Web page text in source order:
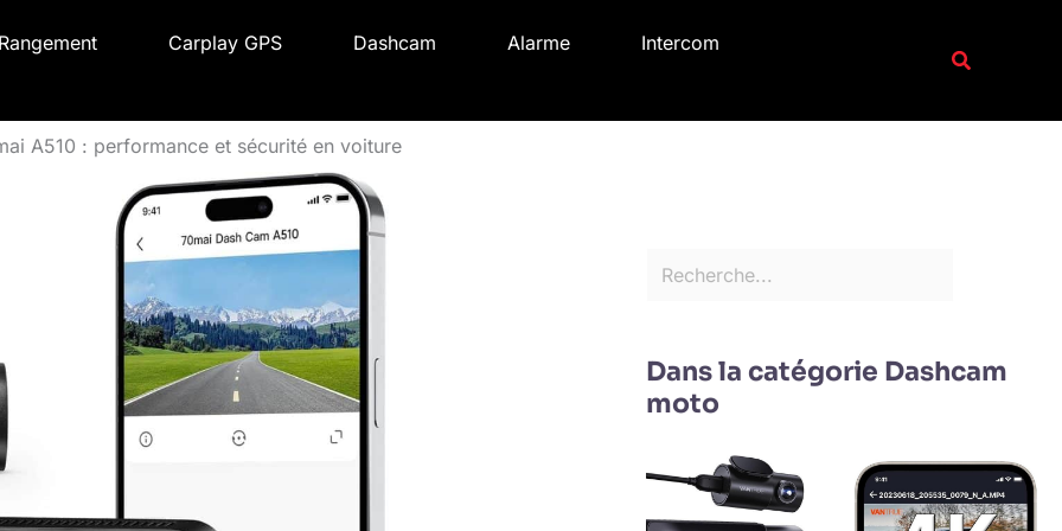
Rangement Carplay GPS Dashcam Alarme
Intercom
A510 : performance et sécurité en voiture
e
rDans la catégorie Dashcam
moto